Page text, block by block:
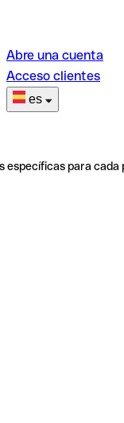
Abre una cuenta
Acceso clientes
es
específicas para cada